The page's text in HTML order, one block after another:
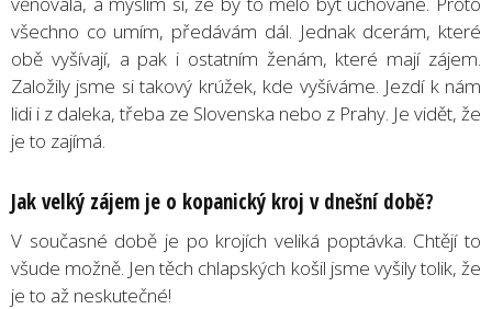
všechno co umím, předávám dál. Jednak dcerám, které
obě vyšívají, a pak i ostatním ženám, které mají zájem.
Založily jsme si takový krúžek, kde vyšíváme. Jezdí k nám
lidi i z daleka, třeba ze Slovenska nebo z Prahy. Je vidět, že
je to zajímá.
Jak velký zájem je o kopanický kroj v dnešní době?
V současné době je po krojích veliká poptávka. Chtějí to
všude možně. Jen těch chlapských košil jsme vyšily tolik, že
je to až neskutečné!